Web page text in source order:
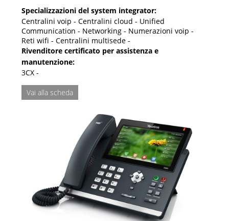
Specializzazioni del system integrator:
Centralini voip - Centralini cloud - Unified
Communication - Networking - Numerazioni voip -
Reti wifi - Centralini multisede -
Rivenditore certificato per assistenza e
manutenzione:
3CX -
Vai alla scheda